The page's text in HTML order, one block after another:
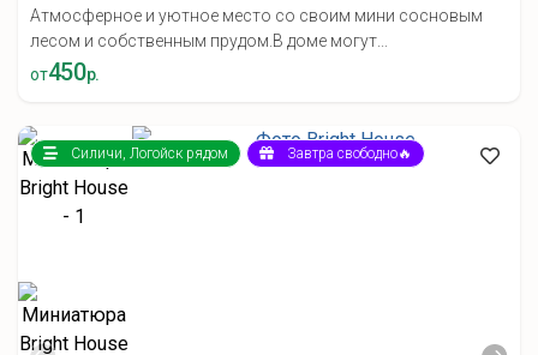
Атмосферное и уютное место со своим мини сосновым
лесом и собственным прудом.В доме могут...
от450р.
Силичи, Логойск рядом Завтра свободно🔥